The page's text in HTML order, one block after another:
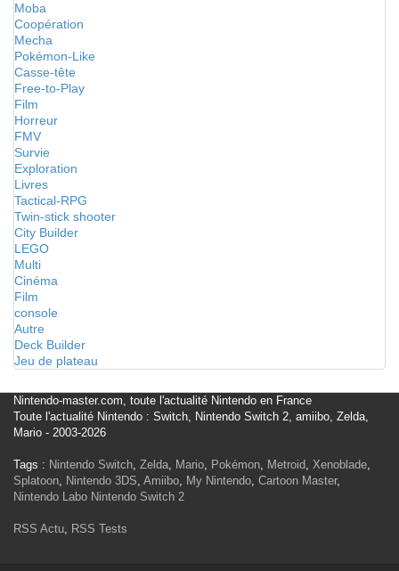
Moba
Coopération
Mecha
Pokémon-Like
Casse-tête
Free-to-Play
Film
Horreur
FMV
Survie
Exploration
Livres
Tactical-RPG
Twin-stick shooter
City Builder
LEGO
Multi
Cinéma
Film
console
Autre
Deck Builder
Jeu de plateau
Nintendo-master.com, toute l'actualité Nintendo en France
Toute l'actualité Nintendo : Switch, Nintendo Switch 2, amiibo, Zelda,
Mario - 2003-2026
Tags : Nintendo Switch, Zelda, Mario, Pokémon, Metroid, Xenoblade,
Splatoon, Nintendo 3DS, Amiibo, My Nintendo, Cartoon Master,
Nintendo Labo Nintendo Switch 2
RSS Actu, RSS Tests